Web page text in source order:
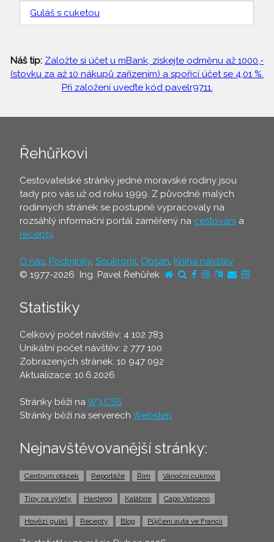
Guláš s cuketou
Náš tip: Založte si účet u mBank, získejte odměnu až 1000,-
(stovku za až 10 nákupů zařízením) a spořící účet se 4,01 %.
Při založení uveďte kód pavelr9711.
Řehůřkovi
Cestovatelské stránky jedné moravské rodiny jsou
tady pro vás už od roku 1999. Z původně malých
rodinných stránek se postupně vypracovaly na
rozsáhlý informační portál zaměřený na cestování a
recepty.
O nás, Podmínky, Soukromí, Obsah, Kniha návštěv
© 1977-2026 Ing. Pavel Řehůřek
Statistiky
Celkový počet návštěv: 4 102 783
Unikátní počet návštěv: 2 777 100
Zobrazených stránek: 10 947 092
Aktualizace: 10.6.2026
Stránky běží naW3.CSS
Stránky běží na serverech Webstep
Nejnavštěvovanější stránky:
Centrum otázek Reportáže Řím Vánoční cukroví
Tipy na výlety Hardegg Kalábrie Capo Vaticano
Hovězí guláš Recepty Blog Půjčení auta ve Francii